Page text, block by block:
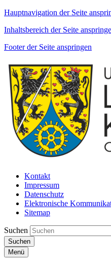
Hauptnavigation der Seite
Inhaltsbereich der Seite
Footer der Seite anspringen
Kontakt
Impressum
Datenschutz
Elektronische
Sitemap
Suchen
Suchen
Menü